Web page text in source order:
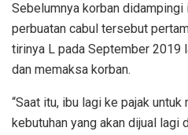
Sebelumnya korban didampingi
perbuatan cabul tersebut
tirinya L pada September 2019
dan memaksa korban.
“Saat itu, ibu lagi ke pajak
kebutuhan yang akan dijual lagi